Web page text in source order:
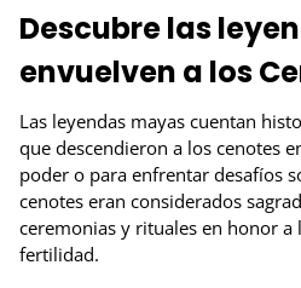
Descubre las
envuelven a los
Las leyendas mayas cuentan
que descendieron a los cenotes
poder o para enfrentar desafíos
cenotes eran considerados
ceremonias y rituales en honor a
fertilidad.